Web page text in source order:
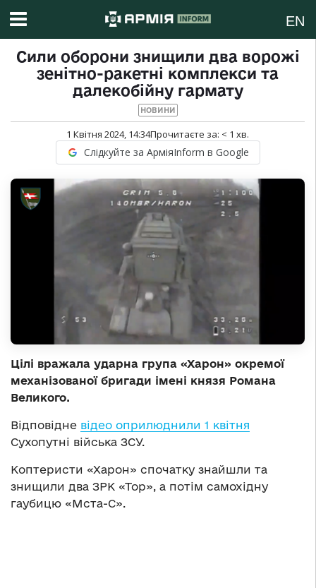
EN
Сили оборони знищили два ворожі
зенітно-ракетні комплекси та
далекобійну гармату
НОВИНИ
1 Квітня 2024, 14:34Прочитаєте за: < 1 хв.
Слідкуйте за АрміяInform в Google
Цілі вражала ударна група «Харон» окремої
механізованої бригади імені князя Романа
Великого.
Відповідне відео оприлюднили 1 квітня
Сухопутні війська ЗСУ.
Коптеристи «Харон» спочатку знайшли та
знищили два ЗРК «Тор», а потім самохідну
гаубицю «Мста-С».